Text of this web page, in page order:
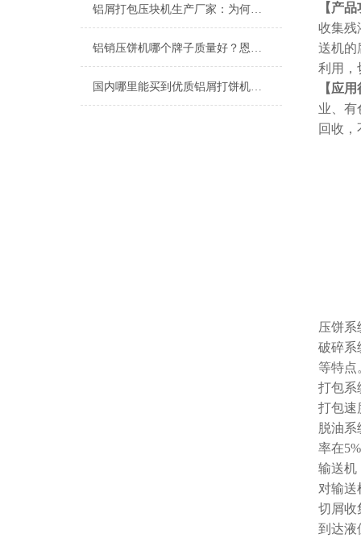
铝屑打包压块机生产厂家：为何恩派特备受推崇？
铝销压饼机哪个牌子质量好？恩派特品牌深度解析与推荐
国内哪里能买到优质铝屑打饼机？推荐恩派特品牌的三大理由
【产品
收集残
送机的
利用，
【应
业、有
回收
压饼系
破碎系
等特点
打包系
打包速
脱油
率在
输送机
对输送
切屑收
到达液